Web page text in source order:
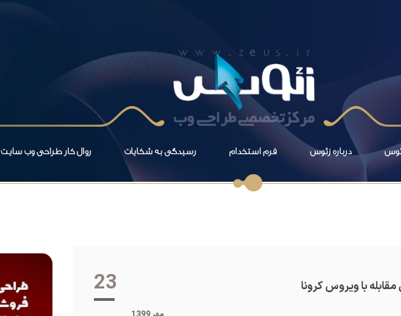
درباره زئوس فرم استخدام رسیدگی به شکایات روال کار طراحی وب سایت
با ویروس کرونا 23